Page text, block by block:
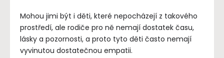
Mohou jimi být i děti, které nepocházejí z takového
prostředí, ale rodiče pro ně nemají dostatek času,
lásky a pozornosti, a proto tyto děti často nemají
vyvinutou dostatečnou empatii.